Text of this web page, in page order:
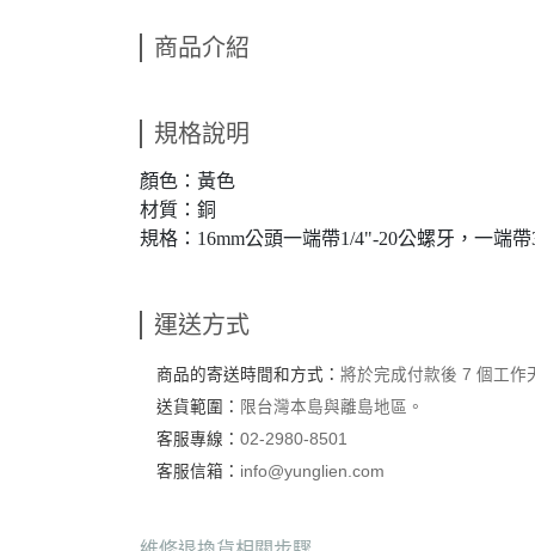
商品介紹
規格說明
顏色：黃色
材質：銅
規格：16mm公頭一端帶1/4"-20公螺牙，一端
運送方式
商品的寄送時間和方式： 將於完成付款後 7 個工作
送貨範圍： 限台灣本島與離島地區。
客服專線： 02-2980-8501
客服信箱： info@yunglien.com